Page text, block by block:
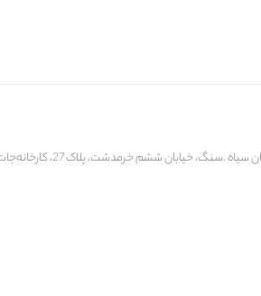
ششم خرمدشت، پلاک 27، کارخانه‌جات الجمیرا